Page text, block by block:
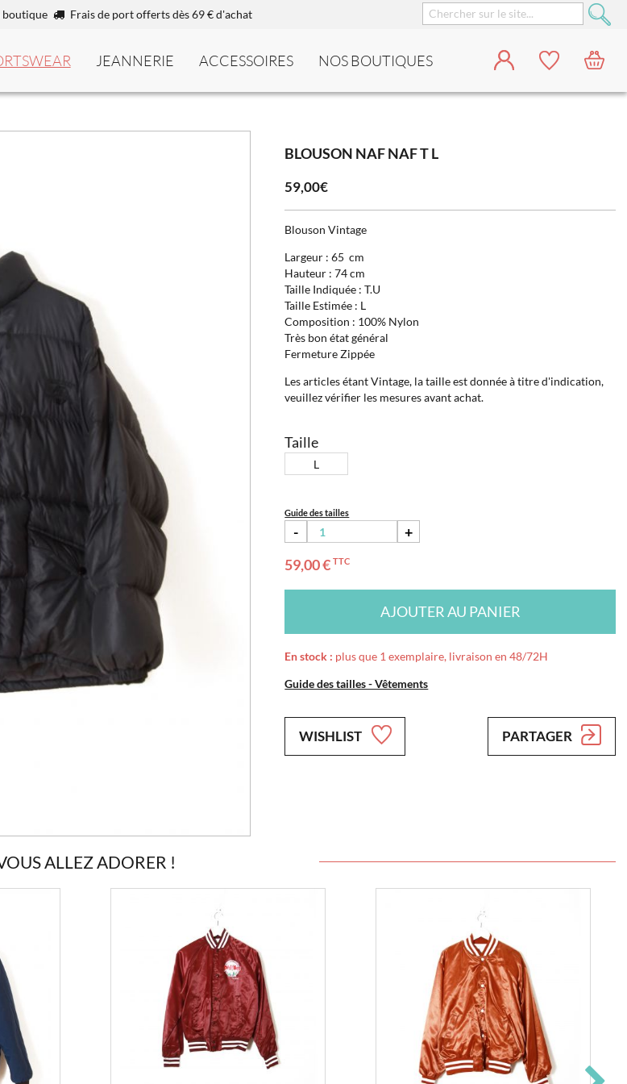
boutique Frais de port offerts dès 69 € d'achat
JEANNERIE ACCESSOIRES NOS BOUTIQUES
BLOUSON NAF NAF T L
59,00€
Blouson Vintage
Largeur : 65 cm
Hauteur : 74 cm
Taille Indiquée : T.U
Taille Estimée : L
Composition : 100% Nylon
Très bon état général
Fermeture Zippée
Les articles étant Vintage, la taille est donnée à titre d'indication,
veuillez vérifier les mesures avant achat.
Taille
L
Guide des tailles
-
+
59,00 €TTC
AJOUTER AU PANIER
En stock : plus que 1 exemplaire, livraison en 48/72H
Guide des tailles - Vêtements
WISHLIST PARTAGER
ALLEZ ADORER !